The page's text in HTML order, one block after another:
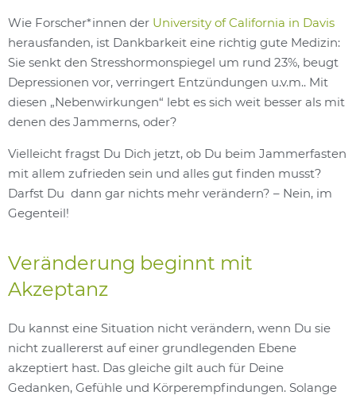
Wie Forscher*innen der University of California in Davis
herausfanden, ist Dankbarkeit eine richtig gute Medizin:
Sie senkt den Stresshormonspiegel um rund 23%, beugt
Depressionen vor, verringert Entzündungen u.v.m.. Mit
diesen „Nebenwirkungen“ lebt es sich weit besser als mit
denen des Jammerns, oder?
Vielleicht fragst Du Dich jetzt, ob Du beim Jammerfasten
mit allem zufrieden sein und alles gut finden musst?
Darfst Du dann gar nichts mehr verändern? – Nein, im
Gegenteil!
Veränderung beginnt mit
Akzeptanz
Du kannst eine Situation nicht verändern, wenn Du sie
nicht zuallererst auf einer grundlegenden Ebene
akzeptiert hast. Das gleiche gilt auch für Deine
Gedanken, Gefühle und Körperempfindungen. Solange